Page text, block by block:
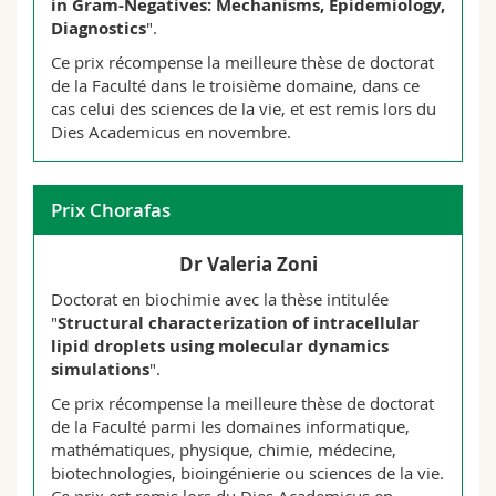
Habilitation thesis: The Origin and Diversification
of Ruminants: biogeography, phylogeny and
morphometrics
Trial lecture: Le retour à la vie aquatique
exercise regime on experimental pain response
and sensitization, and their EEG GABAergic
correlates: a case-control study
Jonathan Pfaehler
Wissenstest im Basketball zur
Bewegungshandlungskompetenz bei
der Schweiz
skateboarders
Carmen Rütimann
Messung der Angebotsqualität im J+S-
Kindersport
Jeanine Rütschi
Überdachung?
Julie Poisson
Fonctions exécutives chez les cérébrolésés - Une
étude de corrélation anatomo-clinique
Caesarean Section and Offspring Obesity in
Raffael Schärer
Quantification of Catheter and Electrode
Displacement During Sensory Assessment in the
Lower Urinary Tract Using Fluoroscopy
Anna Schibli
The Effects of Psychedelics on Fear Extinction
Recall -&nbsp;Research from Animal Studies in a
in Gram-Negatives: Mechanisms, Epidemiology,
Diagnostics".
Ce prix récompense la meilleure thèse de doctorat
de la Faculté dans le troisième domaine, dans ce
cas celui des sciences de la vie, et est remis lors du
Dies Academicus en novembre.
Prix Chorafas
Dr Valeria Zoni
Doctorat en biochimie avec la thèse intitulée
"Structural characterization of intracellular
lipid droplets using molecular dynamics
simulations".
Ce prix récompense la meilleure thèse de doctorat
de la Faculté parmi les domaines informatique,
mathématiques, physique, chimie, médecine,
biotechnologies, bioingénierie ou sciences de la vie.